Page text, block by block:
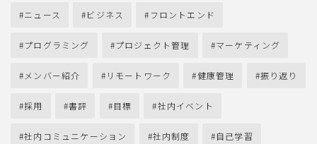
ニュース ビジネス フロントエンド
プログラミング プロジェクト管理 マーケティング
メンバー紹介 リモートワーク 健康管理 振り返り
採用 書評 目標 社内イベント
社内コミュニケーション 社内制度 自己学習